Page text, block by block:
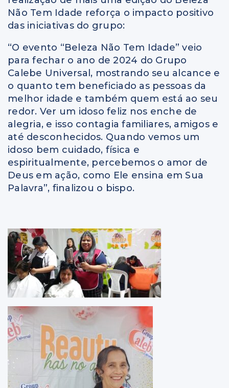
Não Tem Idade reforça o impacto positivo
das iniciativas do grupo:
“O evento “Beleza Não Tem Idade” veio
para fechar o ano de 2024 do Grupo
Calebe Universal, mostrando seu alcance e
o quanto tem beneficiado as pessoas da
melhor idade e também quem está ao seu
redor. Ver um idoso feliz nos enche de
alegria, e isso contagia familiares, amigos e
até desconhecidos. Quando vemos um
idoso bem cuidado, física e
espiritualmente, percebemos o amor de
Deus em ação, como Ele ensina em Sua
Palavra”, finalizou o bispo.